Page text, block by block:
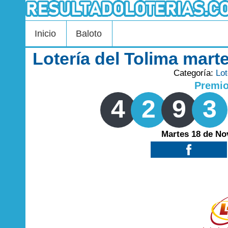
Inicio Baloto
Lotería del Tolima
Categoría:
4 2 9 3
Martes 18 de